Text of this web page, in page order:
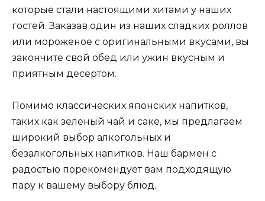
которые стали настоящими хитами у наших
гостей. Заказав один из наших сладких роллов
или мороженое с оригинальными вкусами, вы
закончите свой обед или ужин вкусным и
приятным десертом.
Помимо классических японских напитков,
таких как зеленый чай и саке, мы предлагаем
широкий выбор алкогольных и
безалкогольных напитков. Наш бармен с
радостью порекомендует вам подходящую
пару к вашему выбору блюд.